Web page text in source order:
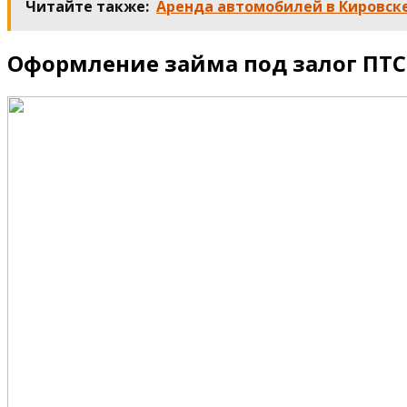
Читайте также: Аренда автомобилей в
Оформление займа под залог ПТС